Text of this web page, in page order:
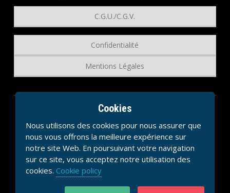
C.G.U./C.G.V.
Mentions Légales
Confidentialité
Cookies
Nous utilisons des cookies pour nous assurer que
nous vous offrons la meilleure expérience sur
notre site Web. En poursuivant votre navigation
sur ce site, vous acceptez notre utilisation des
cookies. Cookie policy